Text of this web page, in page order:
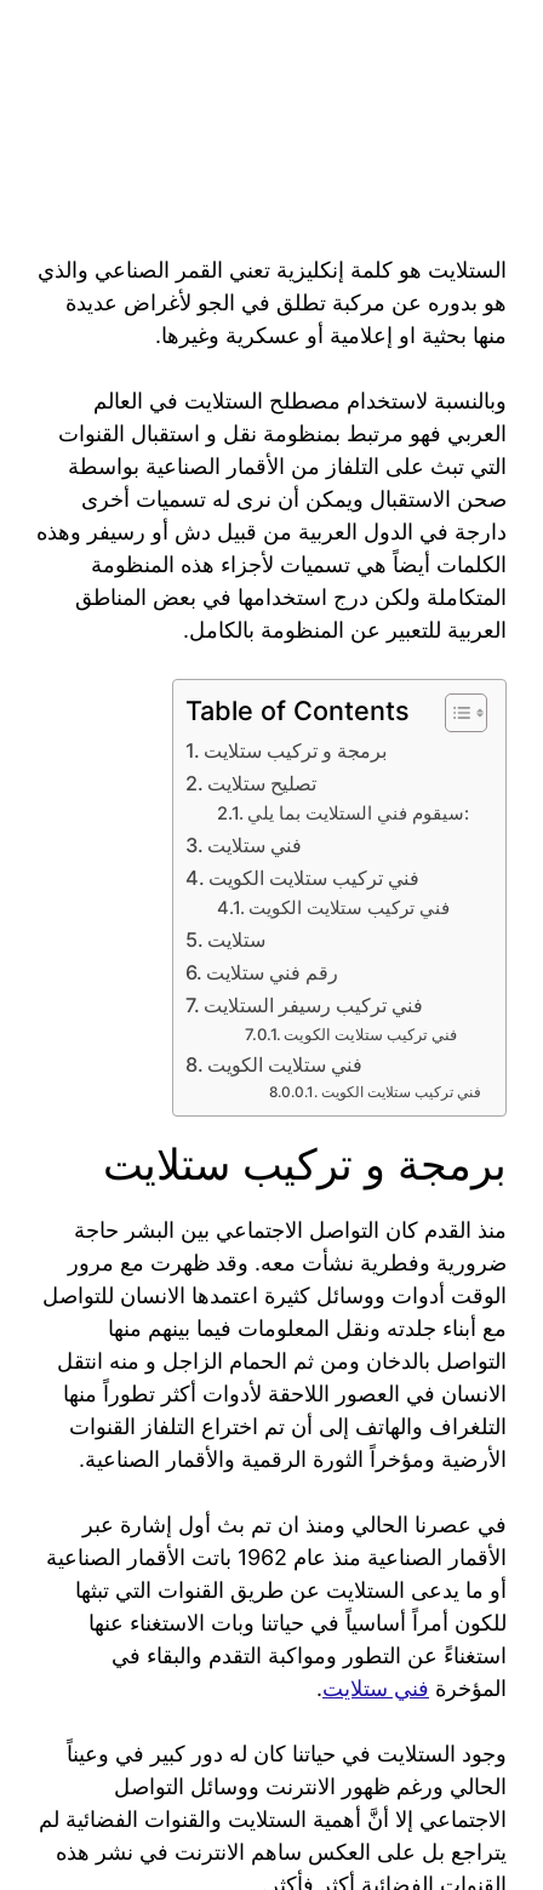
الستلايت هو كلمة إنكليزية تعني القمر الصناعي والذي
هو بدوره عن مركبة تطلق في الجو لأغراض عديدة
منها بحثية او إعلامية أو عسكرية وغيرها.
وبالنسبة لاستخدام مصطلح الستلايت في العالم
العربي فهو مرتبط بمنظومة نقل و استقبال القنوات
التي تبث على التلفاز من الأقمار الصناعية بواسطة
صحن الاستقبال ويمكن أن نرى له تسميات أخرى
دارجة في الدول العربية من قبيل دش أو رسيفر وهذه
الكلمات أيضاً هي تسميات لأجزاء هذه المنظومة
المتكاملة ولكن درج استخدامها في بعض المناطق
العربية للتعبير عن المنظومة بالكامل.
Table of Contents
برمجة و تركيب ستلايت
تصليح ستلايت
سيقوم فني الستلايت بما يلي:
فني ستلايت
فني تركيب ستلايت الكويت
فني تركيب ستلايت الكويت
ستلايت
رقم فني ستلايت
فني تركيب رسيفر الستلايت
فني تركيب ستلايت الكويت
فني ستلايت الكويت
فني تركيب ستلايت الكويت
برمجة و تركيب ستلايت
منذ القدم كان التواصل الاجتماعي بين البشر حاجة
ضرورية وفطرية نشأت معه. وقد ظهرت مع مرور
الوقت أدوات ووسائل كثيرة اعتمدها الانسان للتواصل
مع أبناء جلدته ونقل المعلومات فيما بينهم منها
التواصل بالدخان ومن ثم الحمام الزاجل و منه انتقل
الانسان في العصور اللاحقة لأدوات أكثر تطوراً منها
التلغراف والهاتف إلى أن تم اختراع التلفاز القنوات
الأرضية ومؤخراً الثورة الرقمية والأقمار الصناعية.
في عصرنا الحالي ومنذ ان تم بث أول إشارة عبر
الأقمار الصناعية منذ عام 1962 باتت الأقمار الصناعية
أو ما يدعى الستلايت عن طريق القنوات التي تبثها
للكون أمراً أساسياً في حياتنا وبات الاستغناء عنها
استغناءً عن التطور ومواكبة التقدم والبقاء في
المؤخرة فني ستلايت.
وجود الستلايت في حياتنا كان له دور كبير في وعيناً
الحالي ورغم ظهور الانترنت ووسائل التواصل
الاجتماعي إلا أنَّ أهمية الستلايت والقنوات الفضائية لم
يتراجع بل على العكس ساهم الانترنت في نشر هذه
القنوات الفضائية أكثر فأكثر.